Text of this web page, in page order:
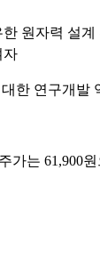
원자력 설계
자
한 연구개발
가는 61,900